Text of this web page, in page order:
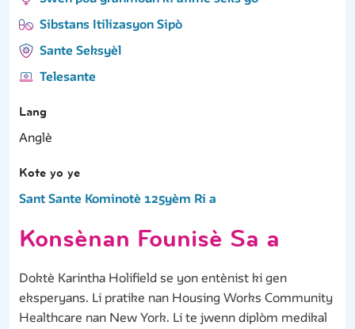
Sibstans Itilizasyon Sipò
Sante Seksyèl
Telesante
Lang
Anglè
Kote yo ye
Sant Sante Kominotè 125yèm Ri a
Konsènan Founisè Sa a
Doktè Karintha Holifield se yon entènist ki gen
eksperyans. Li pratike nan Housing Works Community
Healthcare nan New York. Li te jwenn diplòm medikal